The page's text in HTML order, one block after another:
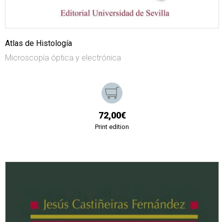
Atlas de Histología
Microscopía óptica y electrónica
72,00€
Print edition